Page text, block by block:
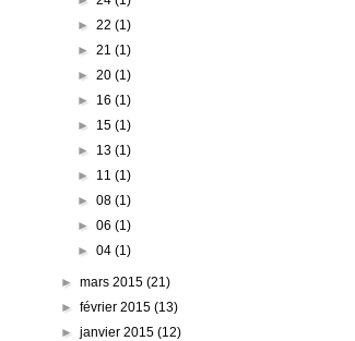
► 22 (1)
► 21 (1)
► 20 (1)
► 16 (1)
► 15 (1)
► 13 (1)
► 11 (1)
► 08 (1)
► 06 (1)
► 04 (1)
►mars 2015(21)
►février 2015(13)
►janvier 2015(12)